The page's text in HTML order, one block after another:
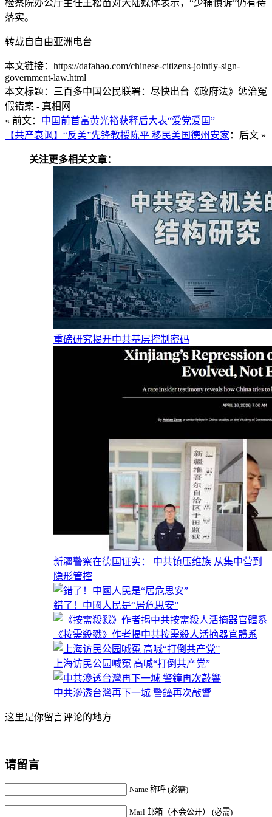
检察院办公厅主任王松苗对大陆媒体表示，“少捕慎诉”仍有待
落实。
转载自自由亚洲电台
本文链接：https://dafahao.com/chinese-citizens-jointly-sign-
government-law.html
本文标题：三百多中国公民联署：尽快出台《政府法》惩治冤
假错案 - 真相网
« 前文： 中国前首富黄光裕获释后大表“爱党爱国”
【共产哀讽】“反美”先锋教授陈平 移民美国德州安家 ：后文 »
关注更多相关文章：
重磅研究揭开中共基层控制密码
新疆警察在德国证实： 中共镇压维族 从集中营到
隐形管控
錯了！中國人民是“居危思安”
《按需殺戮》作者揭中共按需殺人活摘器官體系
上海访民公园喊冤 高喊“打倒共产党”
中共滲透台灣再下一城 警鐘再次敲響
这里是你留言评论的地方
请留言
Name 称呼 (必需)
Mail 邮箱（不会公开） (必需)